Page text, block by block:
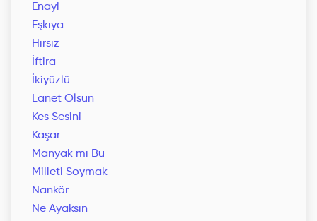
Enayi
Eşkıya
Hırsız
İftira
İkiyüzlü
Lanet Olsun
Kes Sesini
Kaşar
Manyak mı Bu
Milleti Soymak
Nankör
Ne Ayaksın